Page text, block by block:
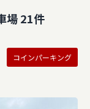
場 21件
コインパーキング